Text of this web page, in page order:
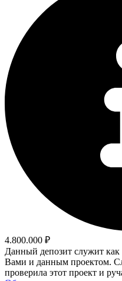
4.800.000 ₽
Данный депозит служит как
Вами и данным проектом.
проверила этот проект и